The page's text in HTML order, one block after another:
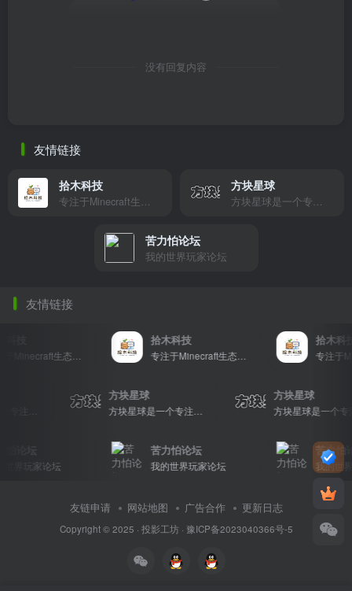
没有回复内容
友情链接
拾木科技
专注于Minecraft生态建设
方块星球
方块星球是一个专注于我的世界的中文论坛，提供丰富的资源分享、玩家交流和创意展示，包括地图、皮肤、数据包等内容，打造Minecraft玩家的专属社区乐园！
苦力怕论坛
我的世界玩家论坛
友情链接
专注于Minecraft生态建设
拾木科技
专注于Minecraft生态建设
拾木科技
方块星球 方块星球
界玩家论坛
苦力怕论坛
我的世界玩家论坛
苦力怕论
我的世界
友链申请 网站地图 广告合作 更新日志
Copyright © 2025 · 投影工坊· 豫ICP备2023040366号-5